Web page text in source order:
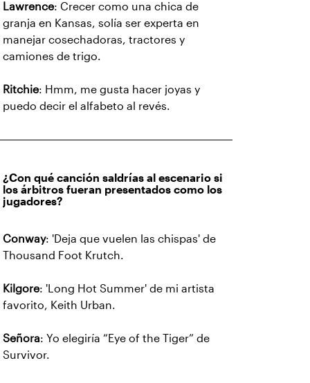
Lawrence: Crecer como una chica de
granja en Kansas, solía ser experta en
manejar cosechadoras, tractores y
camiones de trigo.
Ritchie: Hmm, me gusta hacer joyas y
puedo decir el alfabeto al revés.
¿Con qué canción saldrías al escenario si
los árbitros fueran presentados como los
jugadores?
Conway: 'Deja que vuelen las chispas' de
Thousand Foot Krutch.
Kilgore: 'Long Hot Summer' de mi artista
favorito, Keith Urban.
Señora: Yo elegiría “Eye of the Tiger” de
Survivor.